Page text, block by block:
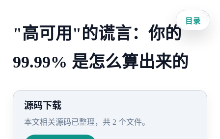
"高可用"的谎言：你的
99.99% 是怎么算出来的
源码下载
本文相关源码已整理，共 2 个文件。
目录